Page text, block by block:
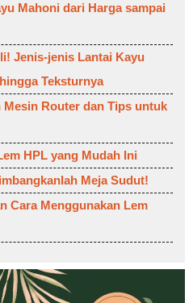
Mahoni dari Harga sampai
Jenis-jenis Lantai Kayu
Teksturnya
Mesin Router dan Tips untuk
HPL yang Mudah Ini
Meja Sudut!
Cara Menggunakan Lem